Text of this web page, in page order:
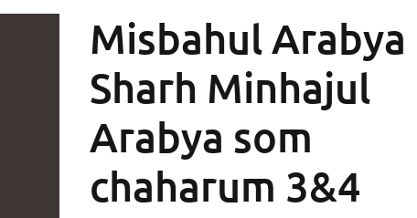
Misbahul Arabya
Sharh Minhajul
Arabya som
chaharum 3&4